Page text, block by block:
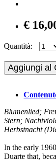
€
Quantità:
Aggiungi al
Blumenlied;
Stern;
Herbstnacht
In the early
Duarte that,